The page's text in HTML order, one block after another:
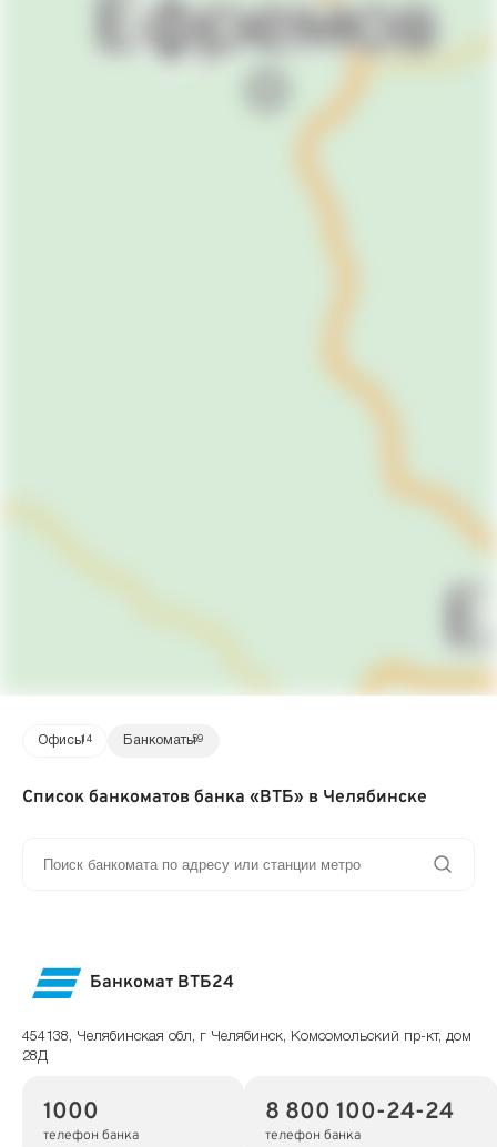
Офисы14 Банкоматы59
Список банкоматов банка «ВТБ» в Челябинске
Банкомат ВТБ24
454138, Челябинская обл, г Челябинск, Комсомольский пр-кт, дом
28Д
1000
телефон банка
8 800 100-24-24
телефон банка